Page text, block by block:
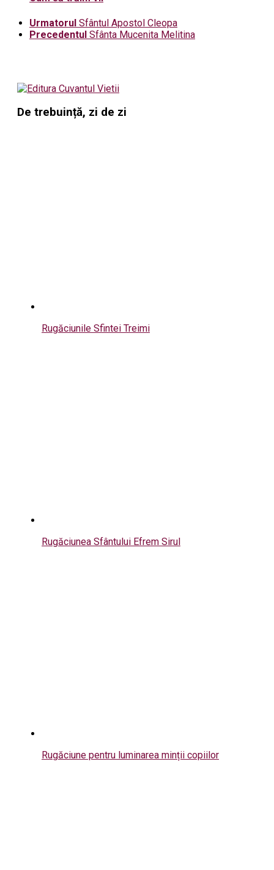
Urmatorul Sfântul Apostol Cleopa
Precedentul Sfânta Mucenita Melitina
De trebuință, zi de zi
Rugăciunile Sfintei Treimi
Rugăciunea Sfântului Efrem Sirul
Rugăciune pentru luminarea minții copiilor